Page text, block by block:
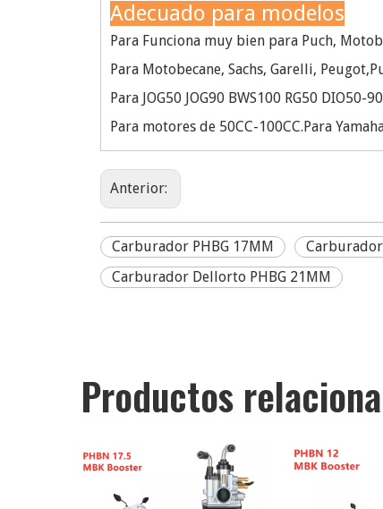
Adecuado para modelos
Para Funciona muy bien para Puch,
Para Motobecane, Sachs, Garelli,
Para JOG50 JOG90 BWS100 RG50 DIO50-
Para motores de 50CC-100CC.Para
Anterior:
Carburador PHBG 17MM Carburador
Carburador Dellorto PHBG 21MM
Productos